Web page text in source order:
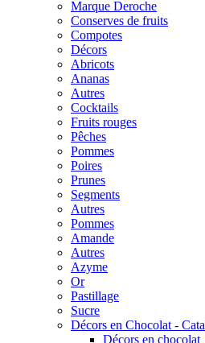
Marque Deroche
Conserves de fruits
Compotes
Décors
Abricots
Ananas
Autres
Cocktails
Fruits rouges
Pêches
Pommes
Poires
Prunes
Segments
Autres
Pommes
Amande
Autres
Azyme
Or
Pastillage
Sucre
Décors en Chocolat -
Décors en chocolat